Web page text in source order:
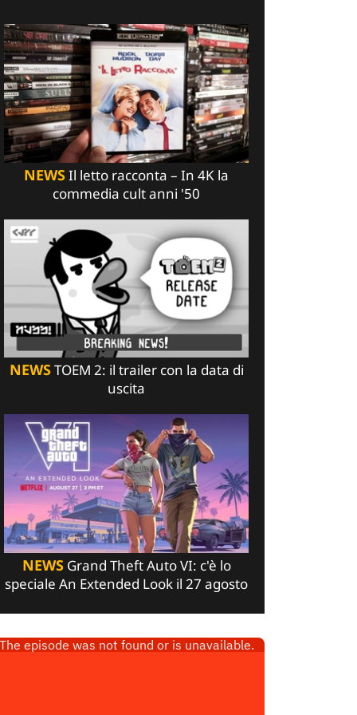
NEWSIl letto racconta – In 4K la
commedia cult anni '50
NEWSTOEM 2: il trailer con la data di
uscita
NEWSGrand Theft Auto VI: c'è lo
speciale An Extended Look il 27 agosto